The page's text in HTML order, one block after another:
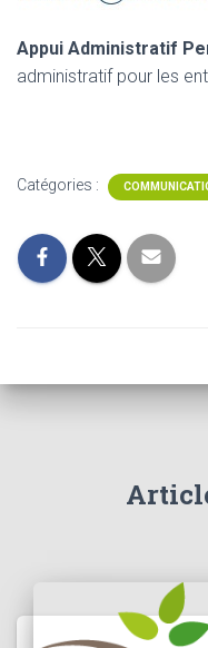
Appui Administratif
administratif pour les
Catégories :